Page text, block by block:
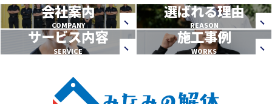
会社案内
COMPANY
選ばれる理由
REASON
サービス内容
SERVICE
施工事例
WORKS